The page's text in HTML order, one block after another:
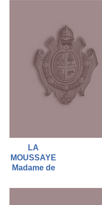
LA
MOUSSAYE
Madame de